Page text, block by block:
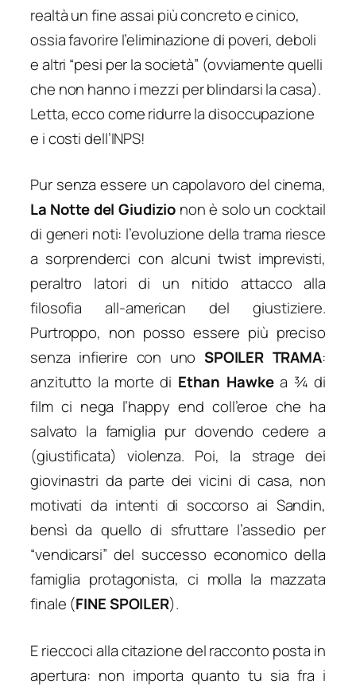
realtà un fine assai più concreto e cinico,
ossia favorire l’eliminazione di poveri, deboli
e altri “pesi per la società” (ovviamente quelli
che non hanno i mezzi per blindarsi la casa).
Letta, ecco come ridurre la disoccupazione
e i costi dell’INPS!
Pur senza essere un capolavoro del cinema,
La Notte del Giudizio non è solo un cocktail
di generi noti: l’evoluzione della trama riesce
a sorprenderci con alcuni twist imprevisti,
peraltro latori di un nitido attacco alla
filosofia all-american del giustiziere.
Purtroppo, non posso essere più preciso
senza infierire con uno SPOILER TRAMA:
anzitutto la morte di Ethan Hawkea ¾ di
film ci nega l’happy end coll’eroe che ha
salvato la famiglia pur dovendo cedere a
(giustificata) violenza. Poi, la strage dei
giovinastri da parte dei vicini di casa, non
motivati da intenti di soccorso ai Sandin,
bensì da quello di sfruttare l’assedio per
“vendicarsi” del successo economico della
famiglia protagonista, ci molla la mazzata
finale (FINE SPOILER).
E rieccoci alla citazione del racconto posta in
apertura: non importa quanto tu sia fra i